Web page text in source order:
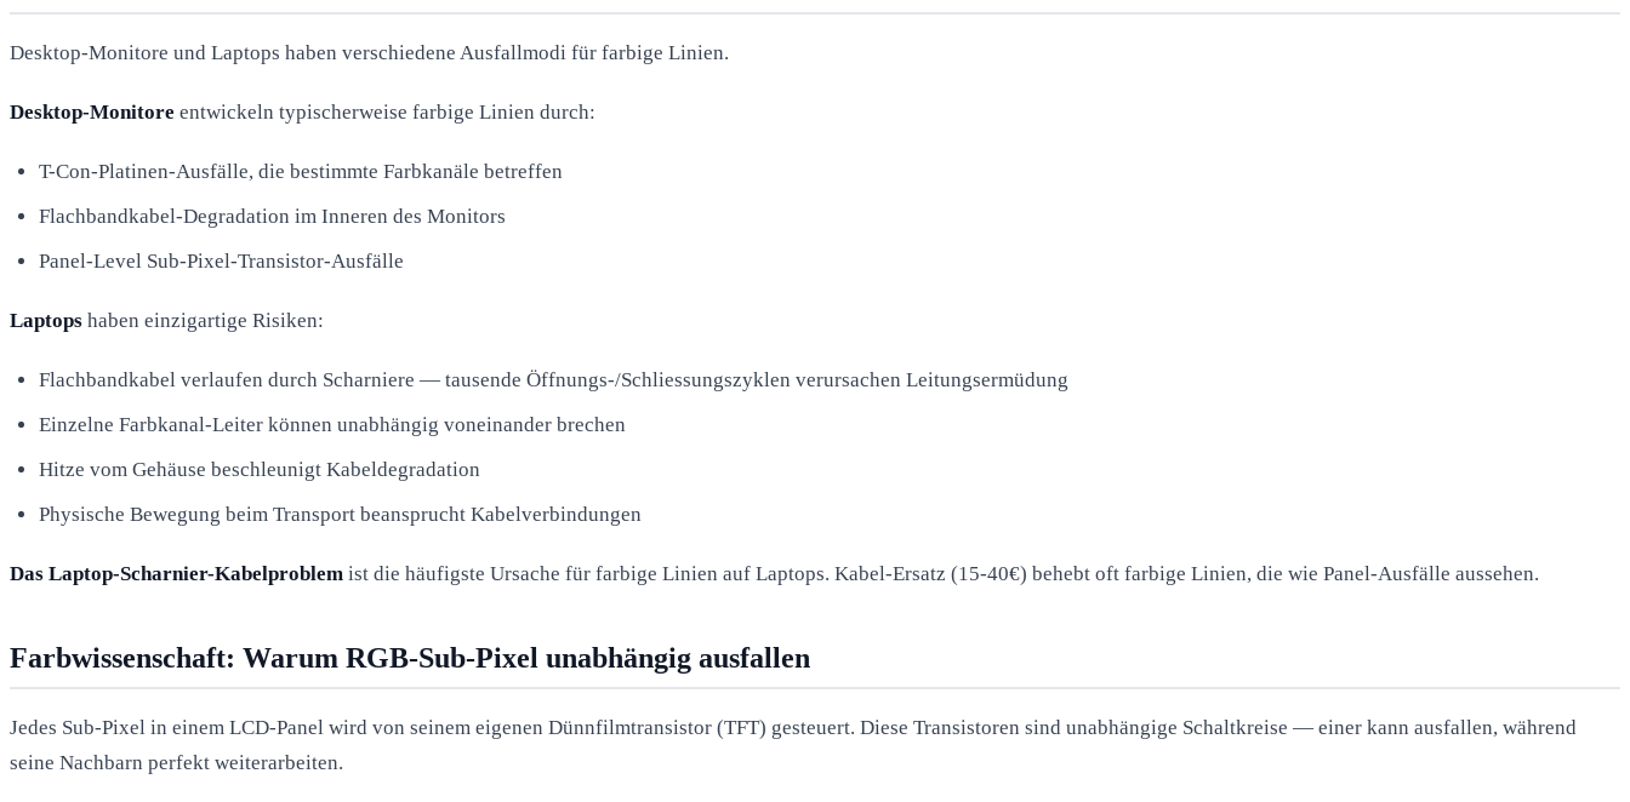
Desktop-Monitore und Laptops haben verschiedene Ausfallmodi für farbige Linien.
Desktop-Monitore entwickeln typischerweise farbige Linien durch:
T-Con-Platinen-Ausfälle, die bestimmte Farbkanäle betreffen
Flachbandkabel-Degradation im Inneren des Monitors
Panel-Level Sub-Pixel-Transistor-Ausfälle
Laptops haben einzigartige Risiken:
Flachbandkabel verlaufen durch Scharniere — tausende Öffnungs-/Schliessungszyklen verursachen Leitungsermüdung
Einzelne Farbkanal-Leiter können unabhängig voneinander brechen
Hitze vom Gehäuse beschleunigt Kabeldegradation
Physische Bewegung beim Transport beansprucht Kabelverbindungen
Das Laptop-Scharnier-Kabelproblem ist die häufigste Ursache für farbige Linien auf Laptops. Kabel-Ersatz (15-40€) behebt oft farbige Linien, die wie Panel-Ausfälle aussehen.
Farbwissenschaft: Warum RGB-Sub-Pixel unabhängig ausfallen
Jedes Sub-Pixel in einem LCD-Panel wird von seinem eigenen Dünnfilmtransistor (TFT) gesteuert. Diese Transistoren sind unabhängige Schaltkreise — einer kann ausfallen, während
seine Nachbarn perfekt weiterarbeiten.